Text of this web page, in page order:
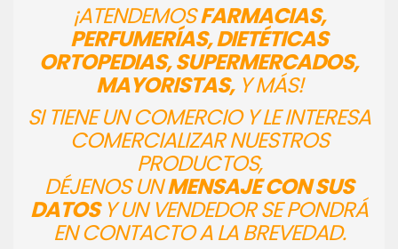
¡ATENDEMOSFARMACIAS,
PERFUMERÍAS, DIETÉTICAS
ORTOPEDIAS, SUPERMERCADOS,
MAYORISTAS,Y MÁS!
SI TIENE UN COMERCIO Y LE INTERESA
COMERCIALIZAR NUESTROS
PRODUCTOS,
DÉJENOS UNMENSAJE CON SUS
DATOSY UN VENDEDOR SE PONDRÁ
EN CONTACTO A LA BREVEDAD.